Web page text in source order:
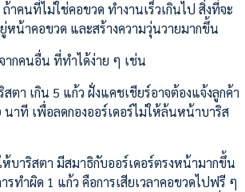
าคนที่ไม่ใช่คอขวด ทำงานเร็วเกินไป สิ่งที่จะ
หน้าคอขวด และสร้างความวุ่นวายมากขึ้น
ากคนอื่น ที่ทำได้ง่าย ๆ เช่น
ตา เกิน 5 แก้ว ฝั่งแคชเชียร์อาจต้องแจ้งลูกค้า
าที เพื่อลดกองออร์เดอร์ไม่ให้ล้นหน้าบาริส
บาริสตา มีสมาธิกับออร์เดอร์ตรงหน้ามากขึ้น
รทำผิด 1 แก้ว คือการเสียเวลาคอขวดไปฟรี ๆ